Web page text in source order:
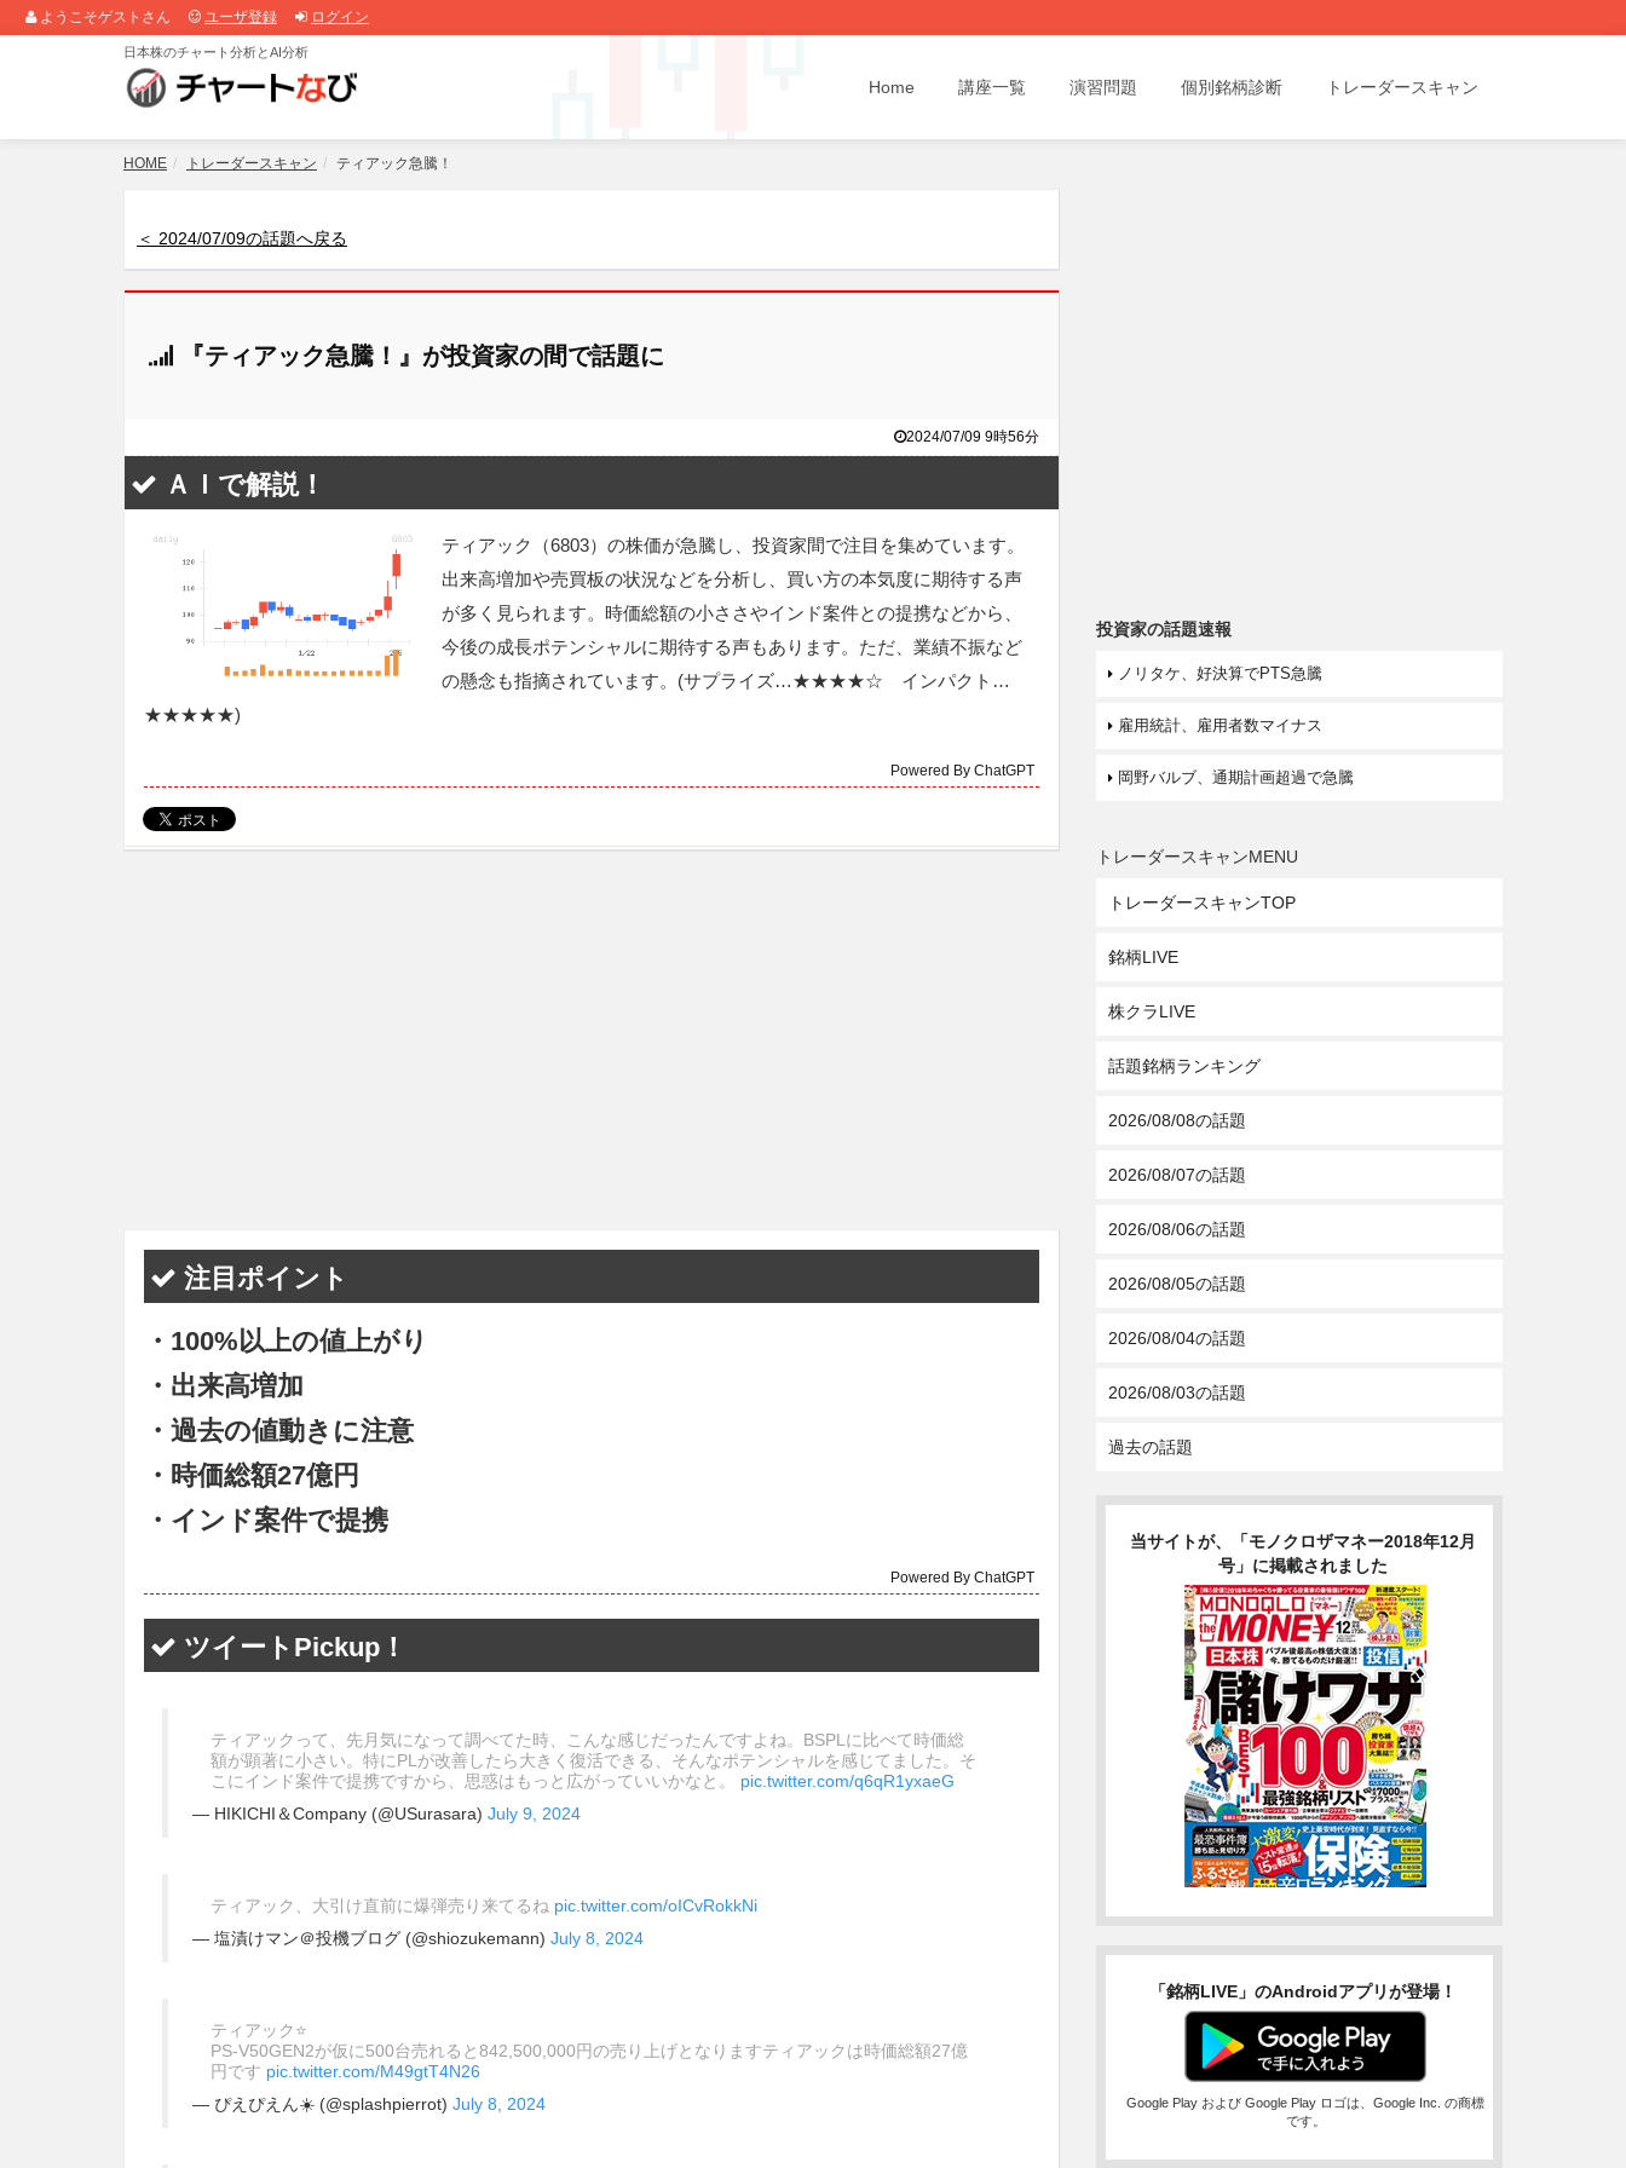
ようこそゲストさん ユーザ登録 ログイン
日本株のチャート分析とAI分析
Home 講座一覧 演習問題 個別銘柄診断 トレーダースキャン
HOME トレーダースキャン ティアック急騰！
＜ 2024/07/09の話題へ戻る
『ティアック急騰！』が投資家の間で話題に
2024/07/09 9時56分
ＡＩで解説！
ティアック（6803）の株価が急騰し、投資家間で注目を集めています。
出来高増加や売買板の状況などを分析し、買い方の本気度に期待する声
が多く見られます。時価総額の小ささやインド案件との提携などから、
今後の成長ポテンシャルに期待する声もあります。ただ、業績不振など
の懸念も指摘されています。(サプライズ…★★★★☆ インパクト…
★★★★★)
Powered By ChatGPT
注目ポイント
・100%以上の値上がり
・出来高増加
・過去の値動きに注意
・時価総額27億円
・インド案件で提携
Powered By ChatGPT
ツイートPickup！
ティアックって、先月気になって調べてた時、こんな感じだったんですよね。BSPLに比べて時価総
額が顕著に小さい。特にPLが改善したら大きく復活できる、そんなポテンシャルを感じてました。そ
こにインド案件で提携ですから、思惑はもっと広がっていいかなと。 pic.twitter.com/q6qR1yxaeG
— HIKICHI＆Company (@USurasara) July 9, 2024
ティアック、大引け直前に爆弾売り来てるね pic.twitter.com/oICvRokkNi
— 塩漬けマン＠投機ブログ (@shiozukemann) July 8, 2024
ティアック⭐️
PS-V50GEN2が仮に500台売れると842,500,000円の売り上げとなりますティアックは時価総額27億
円です pic.twitter.com/M49gtT4N26
— ぴえぴえん☀️ (@splashpierrot) July 8, 2024
投資家の話題速報
ノリタケ、好決算でPTS急騰
雇用統計、雇用者数マイナス
岡野バルブ、通期計画超過で急騰
トレーダースキャンMENU
トレーダースキャンTOP
銘柄LIVE
株クラLIVE
話題銘柄ランキング
2026/08/08の話題
2026/08/07の話題
2026/08/06の話題
2026/08/05の話題
2026/08/04の話題
2026/08/03の話題
過去の話題
当サイトが、「モノクロザマネー2018年12月
号」に掲載されました
「銘柄LIVE」のAndroidアプリが登場！
Google Play および Google Play ロゴは、Google Inc. の商標
です。